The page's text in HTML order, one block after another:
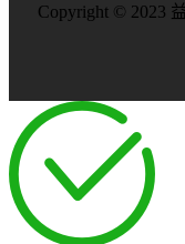
Copyright © 2023